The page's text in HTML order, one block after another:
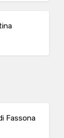
Fassona